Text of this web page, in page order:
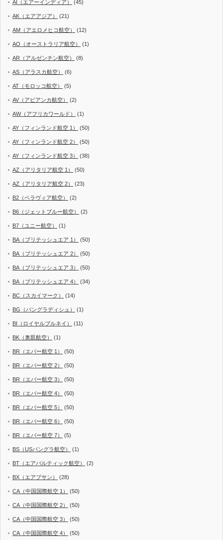
AI（エアーインディア） (45)
AK（エアアジア） (21)
AM（アエロメヒコ航空） (12)
AO（オーストラリア航空） (1)
AR（アルゼンチン航空） (8)
AS（アラスカ航空） (6)
AT（モロッコ航空） (5)
AV（アビアンカ航空） (2)
AW（アフリカワールド） (1)
AY（フィンランド航空 1） (50)
AY（フィンランド航空 2） (50)
AY（フィンランド航空 3） (38)
AZ（アリタリア航空 1） (50)
AZ（アリタリア航空 2） (23)
B2（ベラヴィア航空） (2)
B6（ジェットブルー航空） (2)
B7（ユニー航空） (1)
BA（ブリテッシュエア 1） (50)
BA（ブリテッシュエア 2） (50)
BA（ブリテッシュエア 3） (50)
BA（ブリテッシュエア 4） (34)
BC（スカイマーク） (14)
BG（バングラディシュ） (1)
BI（ロイヤルブルネイ） (11)
BK（奥凱航空） (1)
BR（エバー航空 1） (50)
BR（エバー航空 2） (50)
BR（エバー航空 3） (50)
BR（エバー航空 4） (50)
BR（エバー航空 5） (50)
BR（エバー航空 6） (50)
BR（エバー航空 7） (5)
BS（USバングラ航空） (1)
BT（エアバルティック航空） (2)
BX（エアプサン） (28)
CA（中国国際航空 1） (50)
CA（中国国際航空 2） (50)
CA（中国国際航空 3） (50)
CA（中国国際航空 4） (50)